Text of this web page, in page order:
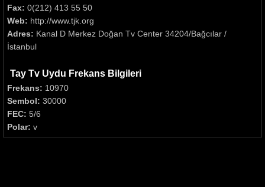
Fax: 0(212) 413 55 50
Web: http://www.tjk.org
Adres: Kanal D Merkez Doğan Tv Center 34204/Bağcılar /
İstanbul
Tay Tv Uydu Frekans Bilgileri
Frekans: 10970
Sembol: 30000
FEC: 5/6
Polar: v